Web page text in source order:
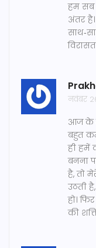
हम सब
अंतर
नवंबर
आज के
बहुत
ही हमें
बनना
है, तो
उठती
हो।
की